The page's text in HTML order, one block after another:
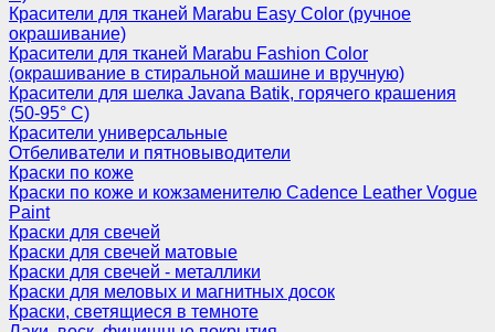
Красители для тканей Marabu Easy Color (ручное
окрашивание)
Красители для тканей Marabu Fashion Color
(окрашивание в стиральной машине и вручную)
Красители для шелка Javana Batik, горячего крашения
(50-95° С)
Красители универсальные
Отбеливатели и пятновыводители
Краски по коже
Краски по коже и кожзаменителю Cadence Leather Vogue
Paint
Краски для свечей
Краски для свечей матовые
Краски для свечей - металлики
Краски для меловых и магнитных досок
Краски, светящиеся в темноте